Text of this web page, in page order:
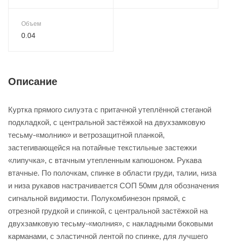
Объем
0.04
Описание
Куртка прямого силуэта с притачной утеплённой стеганой
подкладкой, с центральной застёжкой на двухзамковую
тесьму-«молнию» и ветрозащитной планкой,
застегивающейся на потайные текстильные застежки
«липучка», с втачным утепленным капюшоном. Рукава
втачные. По полочкам, спинке в области груди, талии, низа
и низа рукавов настрачивается СОП 50мм для обозначения
сигнальной видимости. Полукомбинезон прямой, с
отрезной грудкой и спинкой, с центральной застёжкой на
двухзамковую тесьму-«молния», с накладными боковыми
карманами, с эластичной лентой по спинке, для лучшего